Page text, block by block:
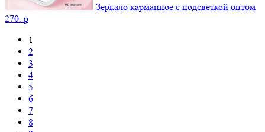
Зеркало карманное с подсветкой оптом
270. p
1
2
3
4
5
6
7
8